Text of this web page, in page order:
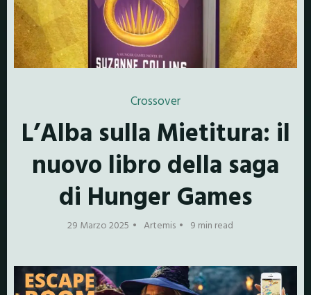
Crossover
L’Alba sulla Mietitura: il
nuovo libro della saga
di Hunger Games
29 Marzo 2025 Artemis 9 min read